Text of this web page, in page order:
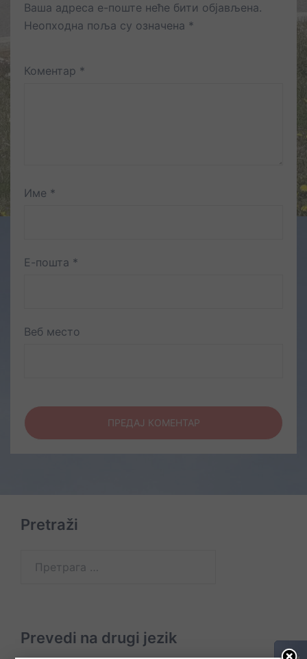
Ваша адреса е-поште неће бити објављена.
Неопходна поља су означена *
Коментар *
Име *
Е-пошта *
Веб место
Pretraži
Prevedi na drugi jezik